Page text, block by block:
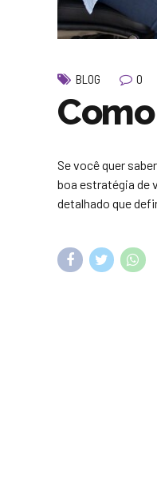
BLOG 0
Se você quer
boa estratégia de
detalhado que